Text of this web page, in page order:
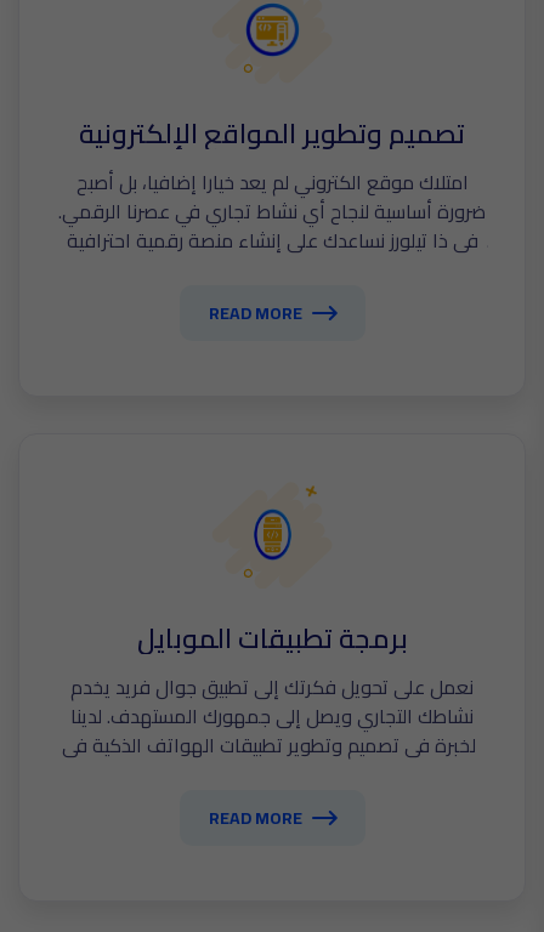
تصميم وتطوير المواقع الإلكترونية
امتلاك موقع الكتروني لم يعد خيارا إضافيا، بل أصبح
ضرورة أساسية لنجاح أي نشاط تجاري في عصرنا الرقمي.
في ذا تيلورز نساعدك على إنشاء منصة رقمية احترافية
READ MORE
برمجة تطبيقات الموبايل
نعمل على تحويل فكرتك إلى تطبيق جوال فريد يخدم
نشاطك التجاري ويصل إلى جمهورك المستهدف. لدينا
الخبرة في تصميم وتطوير تطبيقات الهواتف الذكية في
READ MORE